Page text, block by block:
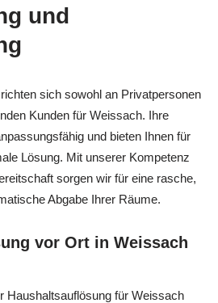
und
sich sowohl an Privatpersonen
Kunden für Weissach. Ihre
und bieten Ihnen für
Lösung. Mit unserer Kompetenz
sorgen wir für eine rasche,
Abgabe Ihrer Räume.
vor Ort in Weissach
Haushaltsauflösung für Weissach